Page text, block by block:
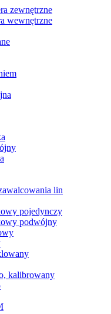
zewnętrzne
wewnętrzne
lin
pojedynczy
podwójny
kalibrowany